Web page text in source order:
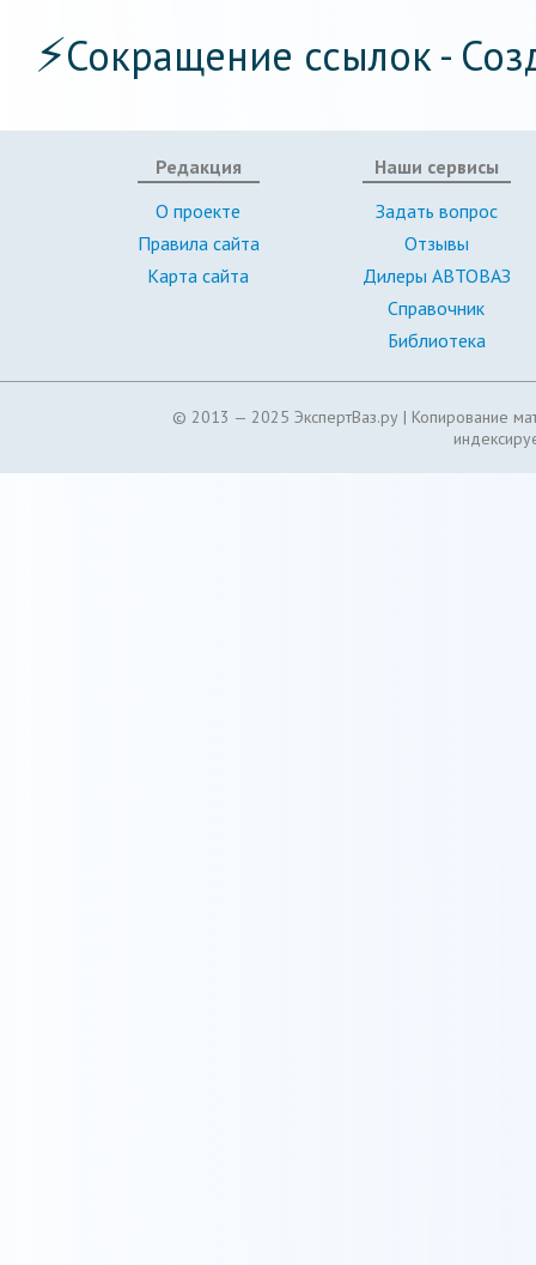
⚡Сокращение ссылок -
Редакция
О проекте
Правила сайта
Карта сайта
Наши сервисы
Задать вопрос
Отзывы
Дилеры АВТОВАЗ
Справочник
Библиотека
© 2013 — 2025 ЭкспертВаз.ру | Копирование